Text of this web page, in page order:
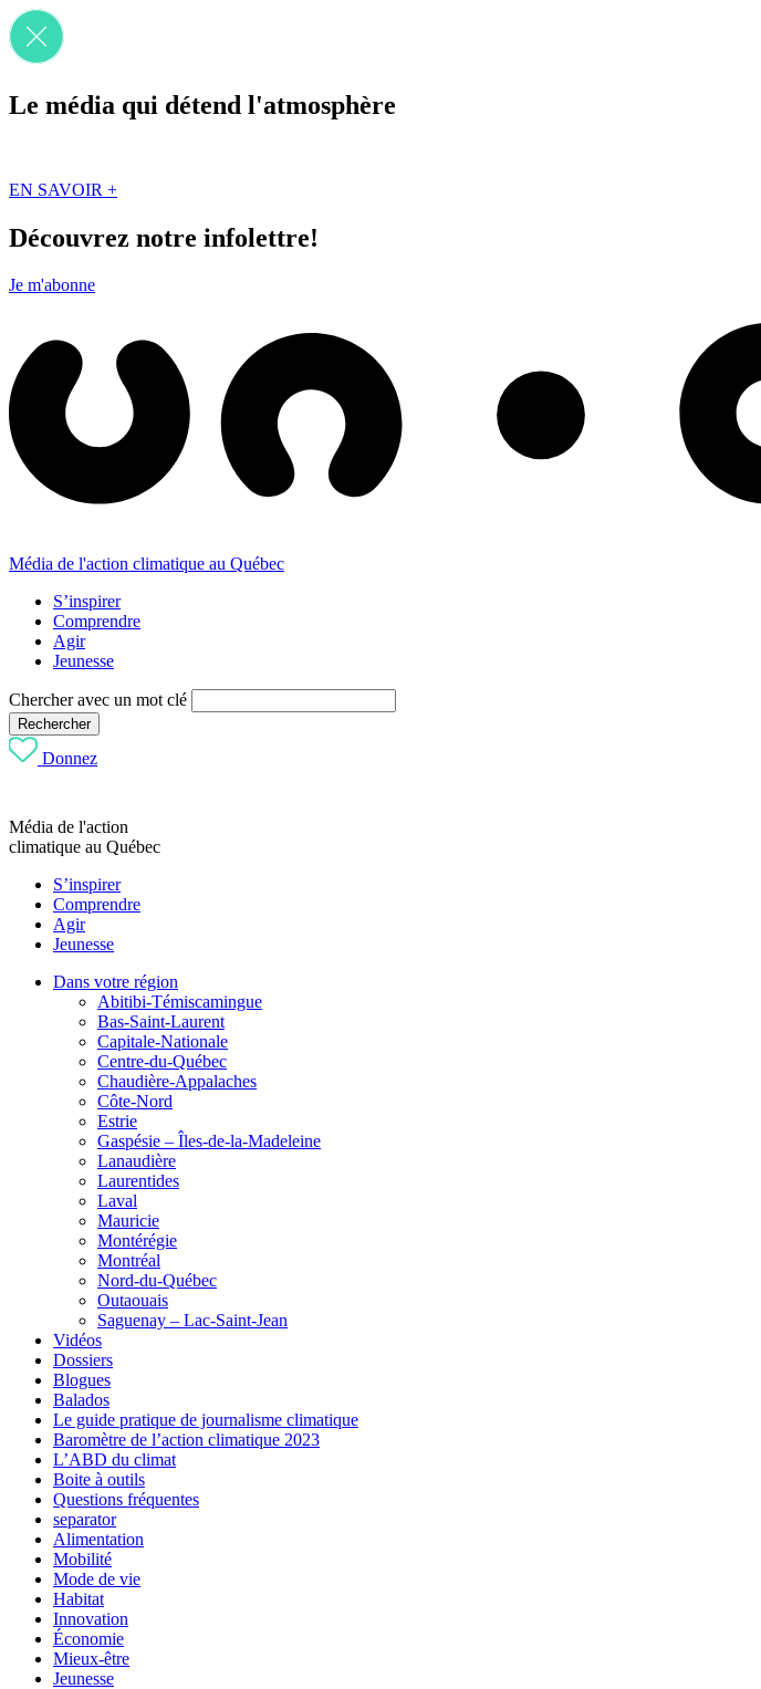
Le média qui détend l'atmosphère
EN SAVOIR +
Découvrez notre infolettre!
Je m'abonne
Média de l'action climatique au Québec
S’inspirer
Comprendre
Agir
Jeunesse
Chercher avec un mot clé
Rechercher
Donnez
Média de l'action
climatique au Québec
S’inspirer
Comprendre
Agir
Jeunesse
Dans votre région
Abitibi-Témiscamingue
Bas-Saint-Laurent
Capitale-Nationale
Centre-du-Québec
Chaudière-Appalaches
Côte-Nord
Estrie
Gaspésie – Îles-de-la-Madeleine
Lanaudière
Laurentides
Laval
Mauricie
Montérégie
Montréal
Nord-du-Québec
Outaouais
Saguenay – Lac-Saint-Jean
Vidéos
Dossiers
Blogues
Balados
Le guide pratique de journalisme climatique
Baromètre de l’action climatique 2023
L’ABD du climat
Boite à outils
Questions fréquentes
separator
Alimentation
Mobilité
Mode de vie
Habitat
Innovation
Économie
Mieux-être
Jeunesse